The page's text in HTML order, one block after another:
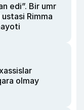
edi”. Bir umr
Rimma
olmay